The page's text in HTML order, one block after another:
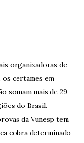
organizadoras de
os certames em
somam mais de 29
do Brasil.
da Vunesp tem
cobra determinado